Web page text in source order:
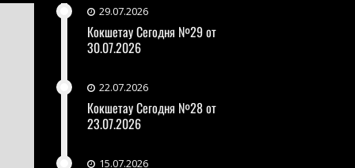
29.07.2026
Кокшетау Сегодня №29 от
30.07.2026
22.07.2026
Кокшетау Сегодня №28 от
23.07.2026
15.07.2026